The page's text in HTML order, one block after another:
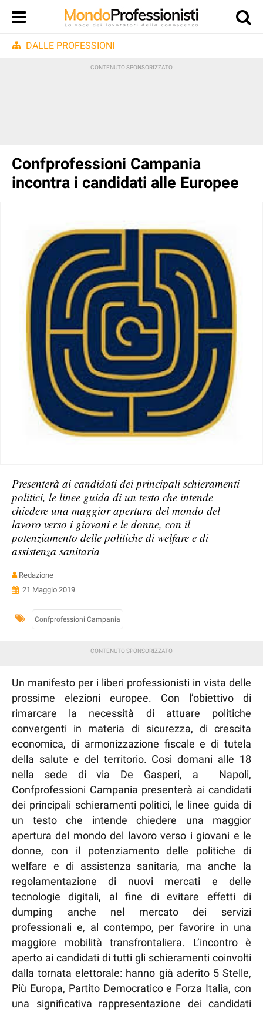
DALLE PROFESSIONI
Confprofessioni Campania
incontra i candidati alle Europee
Presenterà ai candidati dei principali schieramenti
politici, le linee guida di un testo che intende
chiedere una maggior apertura del mondo del
lavoro verso i giovani e le donne, con il
potenziamento delle politiche di welfare e di
assistenza sanitaria
Redazione
21 Maggio 2019
Confprofessioni Campania
Un manifesto per i liberi professionisti in vista delle
prossime elezioni europee. Con l’obiettivo di
rimarcare la necessità di attuare politiche
convergenti in materia di sicurezza, di crescita
economica, di armonizzazione fiscale e di tutela
della salute e del territorio. Così domani alle 18
nella sede di via De Gasperi, a Napoli,
Confprofessioni Campania presenterà ai candidati
dei principali schieramenti politici, le linee guida di
un testo che intende chiedere una maggior
apertura del mondo del lavoro verso i giovani e le
donne, con il potenziamento delle politiche di
welfare e di assistenza sanitaria, ma anche la
regolamentazione di nuovi mercati e delle
tecnologie digitali, al fine di evitare effetti di
dumping anche nel mercato dei servizi
professionali e, al contempo, per favorire in una
maggiore mobilità transfrontaliera. L’incontro è
aperto ai candidati di tutti gli schieramenti coinvolti
dalla tornata elettorale: hanno già aderito 5 Stelle,
Più Europa, Partito Democratico e Forza Italia, con
una significativa rappresentazione dei candidati